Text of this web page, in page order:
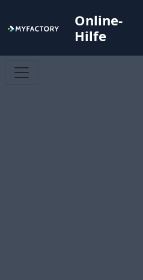
Online-
Hilfe